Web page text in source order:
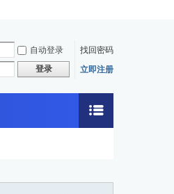
自动登录
找回密码
登录 立即注册